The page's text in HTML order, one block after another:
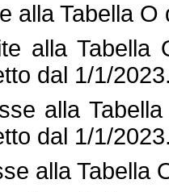
alla Tabella
alla
dal 1/1/
alla
dal 1/1/
alla Tabella